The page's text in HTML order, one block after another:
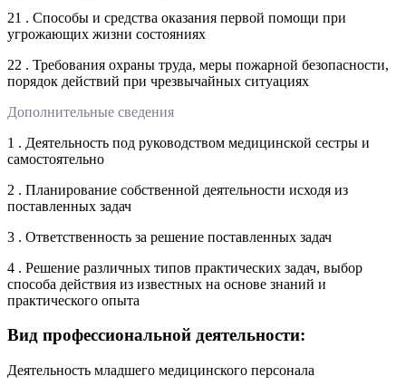
21 . Способы и средства оказания первой помощи при
угрожающих жизни состояниях
22 . Требования охраны труда, меры пожарной безопасности,
порядок действий при чрезвычайных ситуациях
Дополнительные сведения
1 . Деятельность под руководством медицинской сестры и
самостоятельно
2 . Планирование собственной деятельности исходя из
поставленных задач
3 . Ответственность за решение поставленных задач
4 . Решение различных типов практических задач, выбор
способа действия из известных на основе знаний и
практического опыта
Вид профессиональной деятельности:
Деятельность младшего медицинского персонала